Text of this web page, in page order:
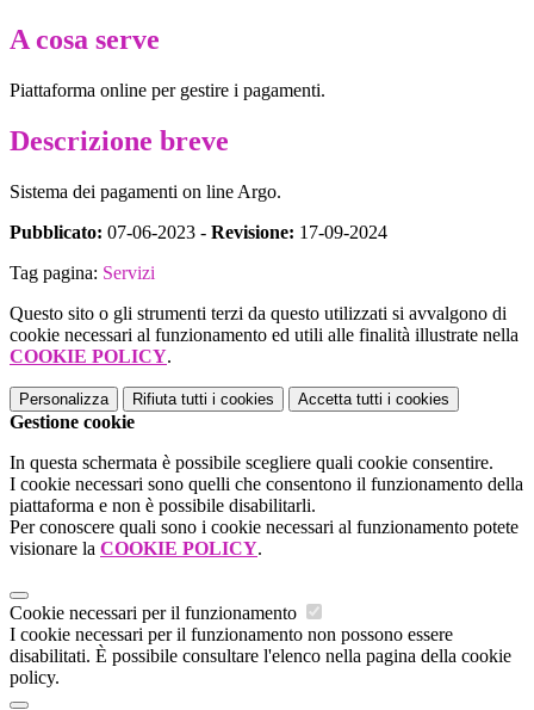
A cosa serve
Piattaforma online per gestire i pagamenti.
Descrizione breve
Sistema dei pagamenti on line Argo.
Pubblicato: 07-06-2023 - Revisione: 17-09-2024
Tag pagina: Servizi
Questo sito o gli strumenti terzi da questo utilizzati si avvalgono di
cookie necessari al funzionamento ed utili alle finalità illustrate nella
COOKIE POLICY.
Personalizza Rifiuta tutti i cookies Accetta tutti i cookies
Gestione cookie
In questa schermata è possibile scegliere quali cookie consentire.
I cookie necessari sono quelli che consentono il funzionamento della
piattaforma e non è possibile disabilitarli.
Per conoscere quali sono i cookie necessari al funzionamento potete
visionare la COOKIE POLICY.
Cookie necessari per il funzionamento
I cookie necessari per il funzionamento non possono essere
disabilitati. È possibile consultare l'elenco nella pagina della cookie
policy.